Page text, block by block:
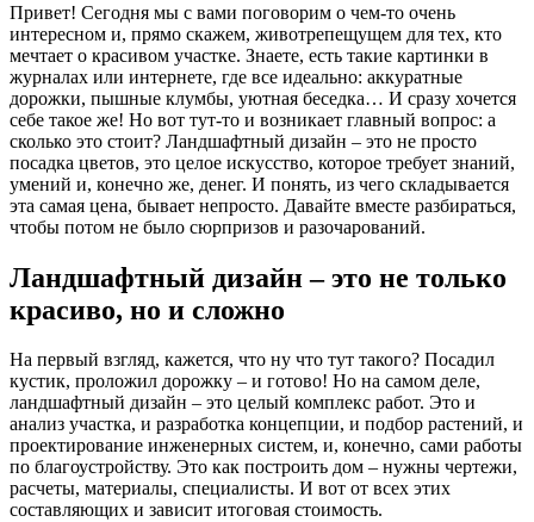
Привет! Сегодня мы с вами поговорим о чем-то очень
интересном и, прямо скажем, животрепещущем для тех, кто
мечтает о красивом участке. Знаете, есть такие картинки в
журналах или интернете, где все идеально: аккуратные
дорожки, пышные клумбы, уютная беседка… И сразу хочется
себе такое же! Но вот тут-то и возникает главный вопрос: а
сколько это стоит? Ландшафтный дизайн – это не просто
посадка цветов, это целое искусство, которое требует знаний,
умений и, конечно же, денег. И понять, из чего складывается
эта самая цена, бывает непросто. Давайте вместе разбираться,
чтобы потом не было сюрпризов и разочарований.
Ландшафтный дизайн – это не только
красиво, но и сложно
На первый взгляд, кажется, что ну что тут такого? Посадил
кустик, проложил дорожку – и готово! Но на самом деле,
ландшафтный дизайн – это целый комплекс работ. Это и
анализ участка, и разработка концепции, и подбор растений, и
проектирование инженерных систем, и, конечно, сами работы
по благоустройству. Это как построить дом – нужны чертежи,
расчеты, материалы, специалисты. И вот от всех этих
составляющих и зависит итоговая стоимость.